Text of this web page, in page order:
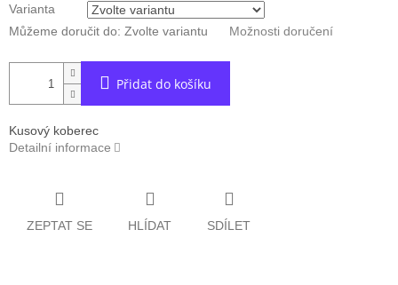
Varianta
Můžeme doručit do: Zvolte variantu Možnosti doručení
Přidat do košíku
Kusový koberec
Detailní informace
ZEPTAT SE HLÍDAT SDÍLET